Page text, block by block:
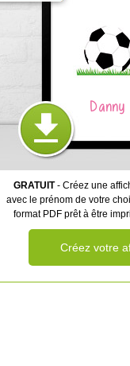
Danny
GRATUIT- Créez une
avec le prénom de votre
format PDF prêt à être
Créez votre